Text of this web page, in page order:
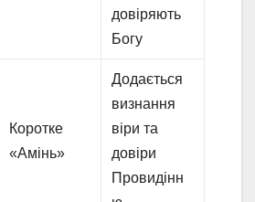
довіряють
Богу
Коротке
«Амінь»
Додається
визнання
віри та
довіри
Провидінн